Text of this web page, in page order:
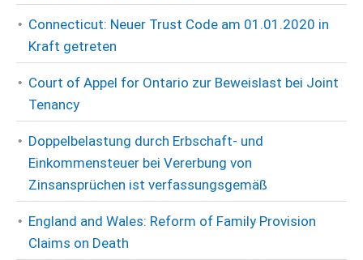
Connecticut: Neuer Trust Code am 01.01.2020 in
Kraft getreten
Court of Appel for Ontario zur Beweislast bei Joint
Tenancy
Doppelbelastung durch Erbschaft- und
Einkommensteuer bei Vererbung von
Zinsansprüchen ist verfassungsgemäß
England and Wales: Reform of Family Provision
Claims on Death